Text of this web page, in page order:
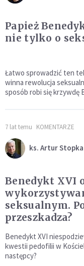
Papież
nie tylko o
Łatwo sprowadzić ten
winna rewolucja
sposób robi się krzywdę
7 lat temu KOMENTARZE
ks. Artur Stopka
Benedykt XVI
seksualnym.
przeszkadza?
Benedykt XVI
kwestii pedofilii w
następcy?